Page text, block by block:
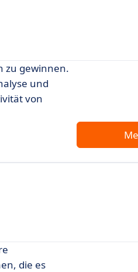
zu gewinnen.
und
von
die es